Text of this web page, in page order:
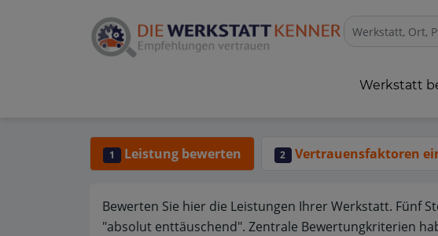
Werkstatt
1 Leistung bewerten 2 Vertrauensfaktoren
Bewerten Sie hier die Leistungen Ihrer Werkstatt. Fünf
"absolut enttäuschend". Zentrale Bewertungkriterien